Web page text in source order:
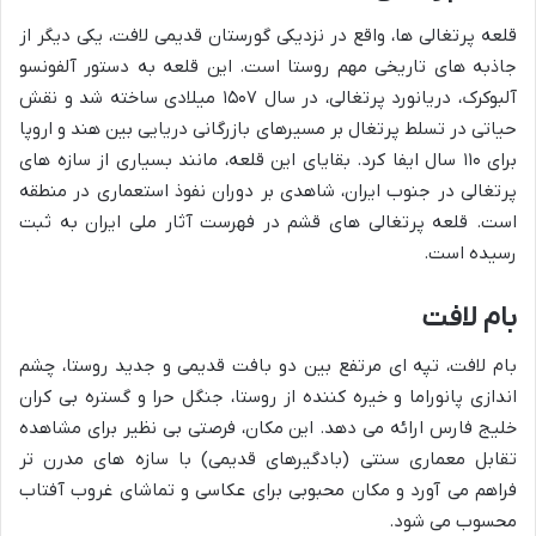
قلعه پرتغالی ها، واقع در نزدیکی گورستان قدیمی لافت، یکی دیگر از
جاذبه های تاریخی مهم روستا است. این قلعه به دستور آلفونسو
آلبوکرک، دریانورد پرتغالی، در سال ۱۵۰۷ میلادی ساخته شد و نقش
حیاتی در تسلط پرتغال بر مسیرهای بازرگانی دریایی بین هند و اروپا
برای ۱۱۰ سال ایفا کرد. بقایای این قلعه، مانند بسیاری از سازه های
پرتغالی در جنوب ایران، شاهدی بر دوران نفوذ استعماری در منطقه
است. قلعه پرتغالی های قشم در فهرست آثار ملی ایران به ثبت
رسیده است.
بام لافت
بام لافت، تپه ای مرتفع بین دو بافت قدیمی و جدید روستا، چشم
اندازی پانوراما و خیره کننده از روستا، جنگل حرا و گستره بی کران
خلیج فارس ارائه می دهد. این مکان، فرصتی بی نظیر برای مشاهده
تقابل معماری سنتی (بادگیرهای قدیمی) با سازه های مدرن تر
فراهم می آورد و مکان محبوبی برای عکاسی و تماشای غروب آفتاب
محسوب می شود.